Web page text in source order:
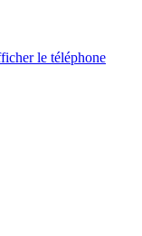
le téléphone